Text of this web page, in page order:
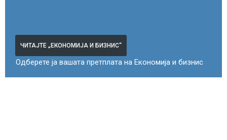
ЧИТАЈТЕ „ЕКОНОМИЈА И БИЗНИС“
Одберете ја вашата претплата на Економија и бизнис